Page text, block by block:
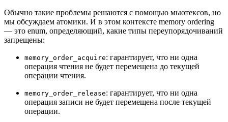
Обычно такие проблемы решаются с помощью мьютексов, но
мы обсуждаем атомики. И в этом контексте memory ordering
— это enum, определяющий, какие типы переупорядочиваний
запрещены:
memory_order_acquire: гарантирует, что ни одна
операция чтения не будет перемещена до текущей
операции чтения.
memory_order_release: гарантирует, что ни одна
операция записи не будет перемещена после текущей
операции.